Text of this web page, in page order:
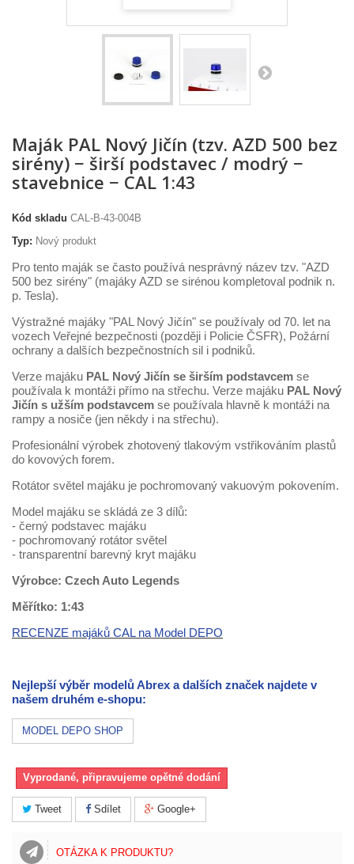
Maják PAL Nový Jičín (tzv. AZD 500 bez
sirény) − širší podstavec / modrý −
stavebnice − CAL 1:43
Kód skladu CAL-B-43-004B
Typ: Nový produkt
Pro tento maják se často používá nesprávný název tzv. "AZD
500 bez sirény" (majáky AZD se sirénou kompletoval podnik n.
p. Tesla).
Výstražné majáky "PAL Nový Jičín" se používaly od 70. let na
vozech Veřejné bezpečnosti (později i Policie ČSFR), Požární
ochrany a dalších bezpečnostních sil i podniků.
Verze majáku PAL Nový Jičín se širším podstavcem se
používala k montáži přímo na střechu. Verze majáku PAL Nový
Jičín s užším podstavcem se používala hlavně k montáži na
rampy a nosiče (jen někdy i na střechu).
Profesionální výrobek zhotovený tlakovým vstřikováním plastů
do kovových forem.
Rotátor světel majáku je pochromovaný vakuovým pokovením.
Model majáku se skládá ze 3 dílů:
- černý podstavec majáku
- pochromovaný rotátor světel
- transparentní barevný kryt majáku
Výrobce: Czech Auto Legends
Měřítko: 1:43
RECENZE majáků CAL na Model DEPO
Nejlepší výběr modelů Abrex a dalších značek najdete v
našem druhém e-shopu:
MODEL DEPO SHOP
Vyprodané, připravujeme opětné dodání
Tweet Sdílet Google+
OTÁZKA K PRODUKTU?